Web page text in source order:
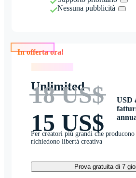
Nessuna pubblicità
Unlimited
18 US$
15 US$
USD
Per creatori più grandi che producono
richiedono libertà creativa
Prova gratuita di 7